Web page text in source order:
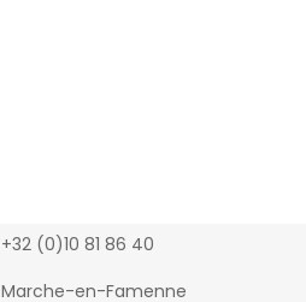
+32 (0)10 81 86 40
Marche-en-Famenne